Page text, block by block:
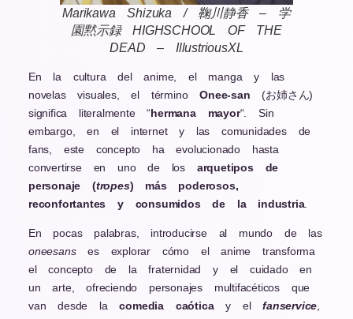
Marikawa Shizuka / 鞠川静香 – 学
園黙示録 HIGHSCHOOL OF THE
DEAD – IllustriousXL
En la cultura del anime, el manga y las
novelas visuales, el términoOnee-san (お姉さん)
significa literalmente “hermana mayor“. Sin
embargo, en el internet y las comunidades de
fans, este concepto ha evolucionado hasta
convertirse en uno de los arquetipos de
personaje (tropes) más poderosos,
reconfortantes y consumidos de la industria.
En pocas palabras, introducirse al mundo de las
oneesanses explorar cómo el anime transforma
el concepto de la fraternidad y el cuidado en
un arte, ofreciendo personajes multifacéticos que
van desde lacomedia caóticay elfanservice,